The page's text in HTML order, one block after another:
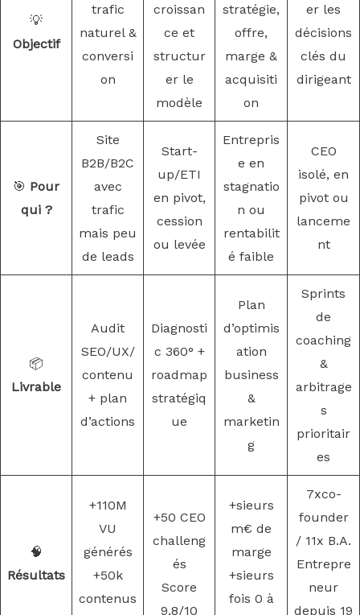
💡
Objectif
trafic
naturel &
conversi
on
croissan
ce et
structur
er le
modèle
stratégie,
offre,
marge &
acquisiti
on
er les
décisions
clés du
dirigeant
🎯 Pour
qui ?
Site
B2B/B2C
avec
trafic
mais peu
de leads
Start-
up/ETI
en pivot,
cession
ou levée
Entrepris
e en
stagnatio
n ou
rentabilit
é faible
CEO
isolé, en
pivot ou
lanceme
nt
📦
Livrable
Audit
SEO/UX/
contenu
+ plan
d’actions
Diagnosti
c 360° +
roadmap
stratégiq
ue
Plan
d’optimis
ation
business
&
marketin
g
Sprints
de
coaching
&
arbitrage
s
prioritair
es
🧠
Résultats
+110M
VU
générés
+50k
contenus
+50 CEO
challeng
és
Score
9,8/10
+sieurs
m€ de
marge
+sieurs
fois 0 à
7xco-
founder
/ 11x B.A.
Entrepre
neur
depuis 19